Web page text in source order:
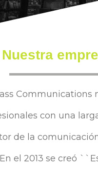
Nuestra
Communications
con una
de la
el 2013 se creó